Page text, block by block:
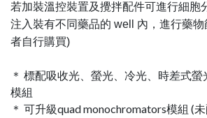
若加裝溫控裝置及攪拌配件可進行細胞
注入裝有不同藥品的 well 內，進行藥物
者自行購買)
＊ 標配吸收光、螢光、冷光、時差式螢
模組
＊ 可升級quad monochromators模組 (